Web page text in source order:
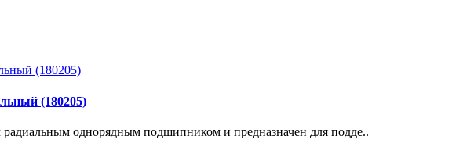
(180205)
однорядным подшипником и предназначен для подде..